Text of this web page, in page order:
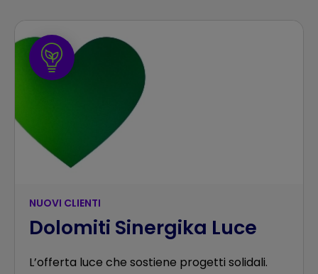
NUOVI CLIENTI
Dolomiti Sinergika Luce
L’offerta luce che sostiene progetti solidali.